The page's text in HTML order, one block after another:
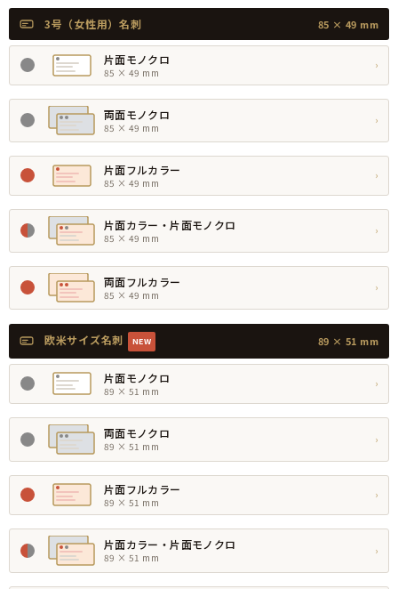
3号（女性用）名刺 85 × 49 mm
片面モノクロ
85 × 49 mm
›
両面モノクロ
85 × 49 mm
›
片面フルカラー
85 × 49 mm
›
片面カラー・片面モノクロ
85 × 49 mm
›
両面フルカラー
85 × 49 mm
›
欧米サイズ名刺 NEW 89 × 51 mm
片面モノクロ
89 × 51 mm
›
両面モノクロ
89 × 51 mm
›
片面フルカラー
89 × 51 mm
›
片面カラー・片面モノクロ
89 × 51 mm
›